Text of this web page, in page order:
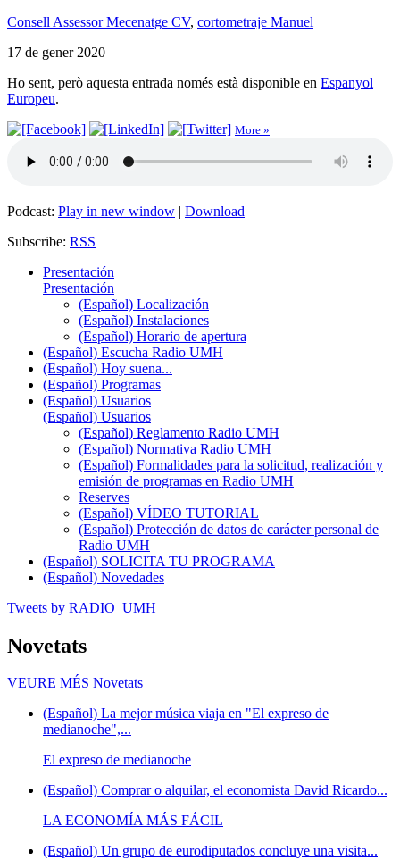
Consell Assessor Mecenatge CV, cortometraje Manuel
17 de gener 2020
Ho sent, però aquesta entrada només està disponible en Espanyol
Europeu.
More »
Podcast: Play in new window | Download
Subscribe: RSS
Presentación
Presentación
(Español) Localización
(Español) Instalaciones
(Español) Horario de apertura
(Español) Escucha Radio UMH
(Español) Hoy suena...
(Español) Programas
(Español) Usuarios
(Español) Usuarios
(Español) Reglamento Radio UMH
(Español) Normativa Radio UMH
(Español) Formalidades para la solicitud, realización y
emisión de programas en Radio UMH
Reserves
(Español) VÍDEO TUTORIAL
(Español) Protección de datos de carácter personal de
Radio UMH
(Español) SOLICITA TU PROGRAMA
(Español) Novedades
Tweets by RADIO_UMH
Novetats
VEURE MÉS Novetats
(Español) La mejor música viaja en "El expreso de
medianoche",...
El expreso de medianoche
(Español) Comprar o alquilar, el economista David Ricardo...
LA ECONOMÍA MÁS FÁCIL
(Español) Un grupo de eurodiputados concluye una visita...